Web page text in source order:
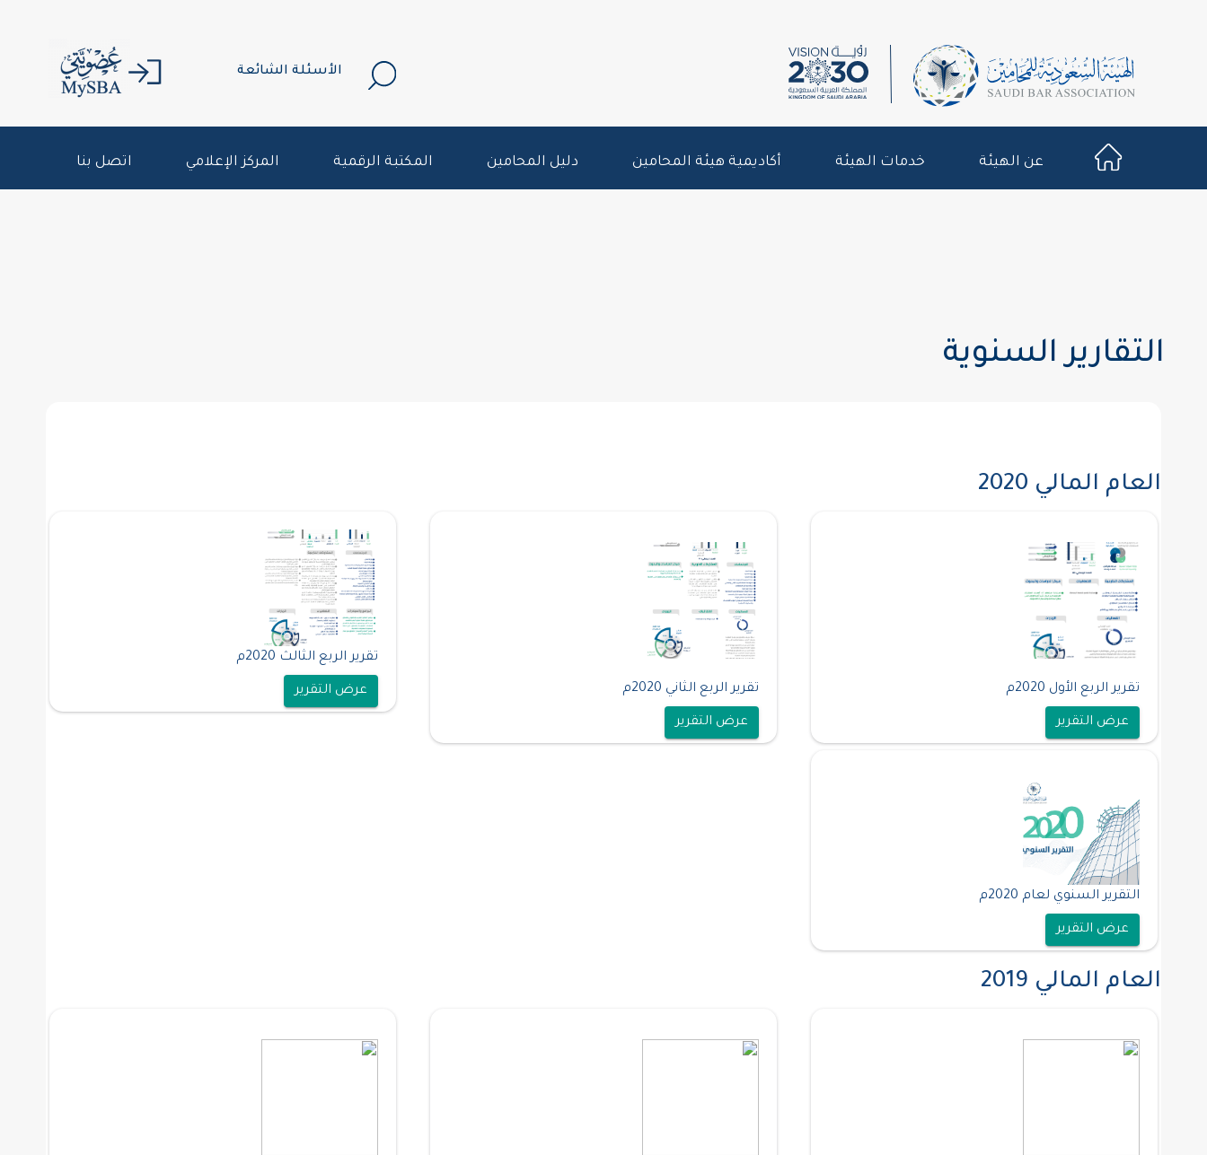
الأسئلة الشائعة
عن الهيئة خدمات الهيئة أكاديمية هيئة المحامين دليل المحامين المكتبة الرقمية المركز الإعلامي اتصل بنا
التقارير السنوية
العام المالي 2020
تقرير الربع الأول 2020م
عرض التقرير
تقرير الربع الثاني 2020م
عرض التقرير
تقرير الربع الثالث 2020م
عرض التقرير
التقرير السنوي لعام 2020م
عرض التقرير
العام المالي 2019